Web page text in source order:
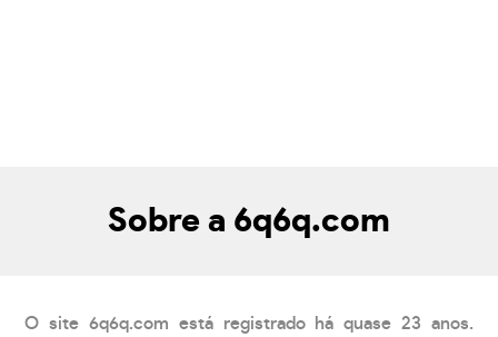
Sobre a 6q6q.com
O site 6q6q.com está registrado há quase 23 anos.